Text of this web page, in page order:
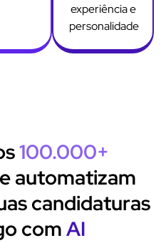
experiência e
personalidade
100.000+
automatizam
candidaturas
comAI